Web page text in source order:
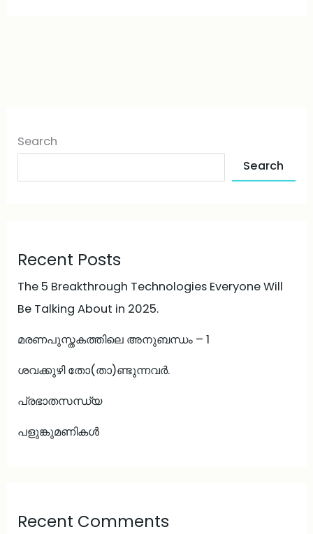
Search
Search
Recent Posts
The 5 Breakthrough Technologies Everyone Will
Be Talking About in 2025.
മരണപുസ്തകത്തിലെ അനുബന്ധം – 1
ശവക്കുഴി തോ(താ)ണ്ടുന്നവർ.
പ്രഭാതസന്ധ്യ
പളുങ്കുമണികൾ
Recent Comments